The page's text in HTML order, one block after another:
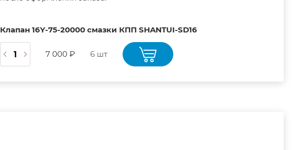
Клапан 16Y-75-20000 смазки КПП SHANTUI-SD16
7 000 ₽ 6 шт